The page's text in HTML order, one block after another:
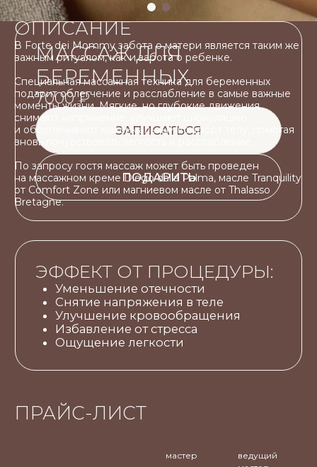
ОПИСАНИЕ
В Forte dei Mommy забота о матери является таким же
важным ритуалом, как и забота о ребенке.
Специальная массажная техника для беременных
подарит облегчение и расслабление в самые важные
моменты жизни. Мягкие, но глубокие движения
снимают напряжение, улучшают циркуляцию
и обеспечивают максимальный комфорт телу, помогая
вновь почувствовать легкость и расслабление.
По запросу гостя массаж может быть проведен
на массажном креме Diego dalla Palma, масле Tranquility
от Comfort Zone или магниевом масле от Thalasso
Bretagne.
ЭФФЕКТ ОТ ПРОЦЕДУРЫ:
Уменьшение отечности
Снятие напряжения в теле
Улучшение кровообращения
Избавление от стресса
Ощущение легкости
ПРАЙС-ЛИСТ
мастер
ведущий